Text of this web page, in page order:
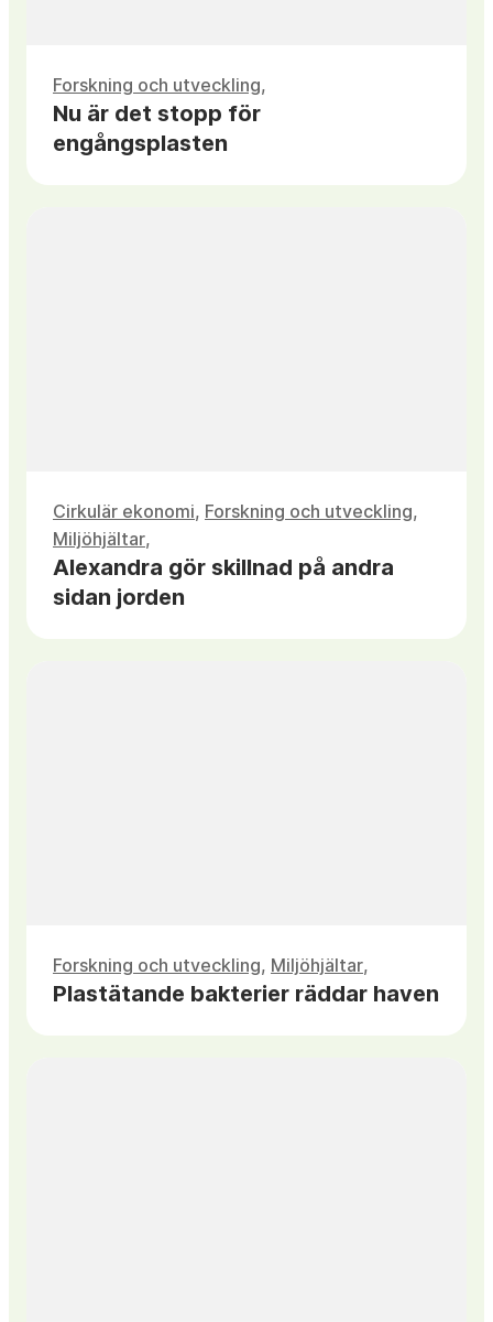
Forskning och utveckling
Nu är det stopp för
engångsplasten
Cirkulär ekonomi, Forskning och utveckling,
Miljöhjältar
Alexandra gör skillnad på andra
sidan jorden
Forskning och utveckling, Miljöhjältar
Plastätande bakterier räddar haven